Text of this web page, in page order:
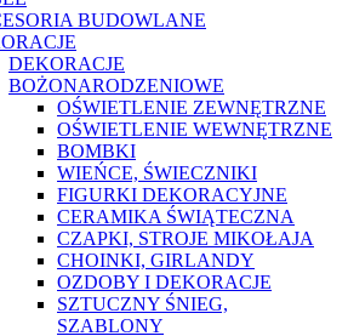
BUDOWLANE
DEKORACJE
BOŻONARODZENIOWE
OŚWIETLENIE ZEWNĘTRZNE
OŚWIETLENIE WEWNĘTRZNE
BOMBKI
WIEŃCE, ŚWIECZNIKI
FIGURKI DEKORACYJNE
CERAMIKA ŚWIĄTECZNA
CZAPKI, STROJE MIKOŁAJA
CHOINKI, GIRLANDY
OZDOBY I DEKORACJE
SZTUCZNY ŚNIEG,
SZABLONY